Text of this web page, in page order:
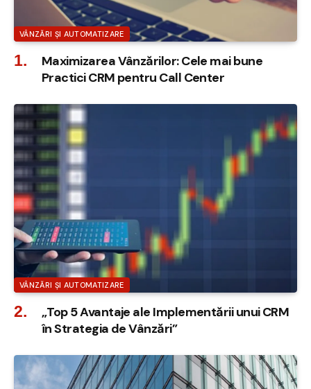
VÂNZĂRI ȘI AUTOMATIZARE
Maximizarea Vânzărilor: Cele mai bune
Practici CRM pentru Call Center
VÂNZĂRI ȘI AUTOMATIZARE
„Top 5 Avantaje ale Implementării unui CRM
în Strategia de Vânzări”